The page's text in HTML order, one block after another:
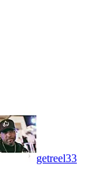
getreel33